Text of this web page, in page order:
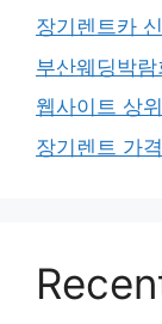
장기렌트카
부산웨딩박
웹사이트 상
장기렌트 가